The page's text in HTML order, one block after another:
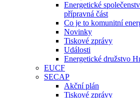
Energetické
přípravná část
Co je to komunitní
Novinky
Tiskové zprávy
Události
Energetické družstvo
EUCF
SECAP
Akční plán
Tiskové zprávy